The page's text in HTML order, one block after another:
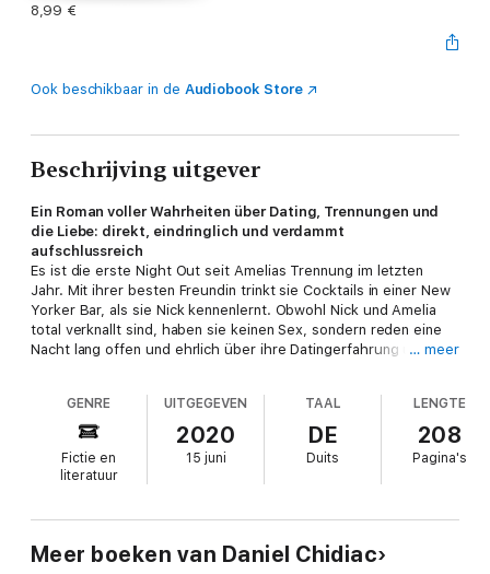
8,99 €
Ook beschikbaar in de Audiobook Store
Beschrijving uitgever
Ein Roman voller Wahrheiten über Dating, Trennungen und
die Liebe: direkt, eindringlich und verdammt
aufschlussreich
Es ist die erste Night Out seit Amelias Trennung im letzten
Jahr. Mit ihrer besten Freundin trinkt sie Cocktails in einer New
Yorker Bar, als sie Nick kennenlernt. Obwohl Nick und Amelia
total verknallt sind, haben sie keinen Sex, sondern reden eine
Nacht lang offen und ehrlich über ihre Datingerfahrung und
kümmert sie sich um sich selbst und ihr eigenes Glück. Aber
der Kontakt zu Nick reißt nie ab …
"Wenn es ums Daten geht, bewege ich mich im Kreis. Die, die
ich will, wollen mich nicht und die, die mich wollen, will ich
… meer
GENRE
Fictie en
literatuur
UITGEGEVEN
2020
15 juni
TAAL
DE
Duits
LENGTE
208
Pagina's
Meer boeken van Daniel Chidiac